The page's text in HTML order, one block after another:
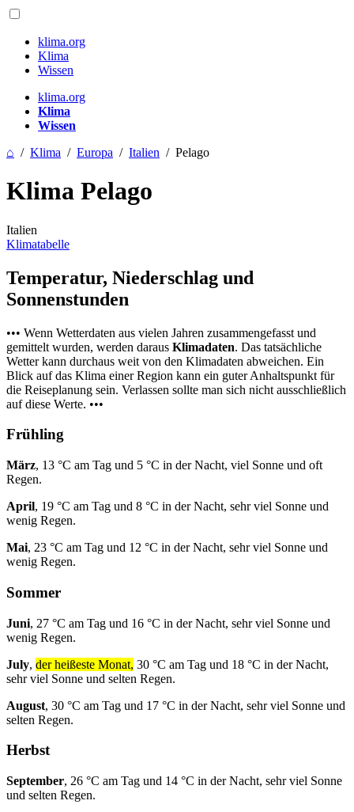
klima.org
Klima
Wissen
klima.org
Klima
Wissen
⌂ / Klima / Europa / Italien / Pelago
Klima Pelago
Italien
Klimatabelle
Temperatur, Niederschlag und
Sonnenstunden
••• Wenn Wetterdaten aus vielen Jahren zusammengefasst und
gemittelt wurden, werden daraus Klimadaten. Das tatsächliche
Wetter kann durchaus weit von den Klimadaten abweichen. Ein
Blick auf das Klima einer Region kann ein guter Anhaltspunkt für
die Reiseplanung sein. Verlassen sollte man sich nicht ausschließlich
auf diese Werte. •••
Frühling
März, 13 °C am Tag und 5 °C in der Nacht, viel Sonne und oft
Regen.
April, 19 °C am Tag und 8 °C in der Nacht, sehr viel Sonne und
wenig Regen.
Mai, 23 °C am Tag und 12 °C in der Nacht, sehr viel Sonne und
wenig Regen.
Sommer
Juni, 27 °C am Tag und 16 °C in der Nacht, sehr viel Sonne und
wenig Regen.
July, der heißeste Monat, 30 °C am Tag und 18 °C in der Nacht,
sehr viel Sonne und selten Regen.
August, 30 °C am Tag und 17 °C in der Nacht, sehr viel Sonne und
selten Regen.
Herbst
September, 26 °C am Tag und 14 °C in der Nacht, sehr viel Sonne
und selten Regen.